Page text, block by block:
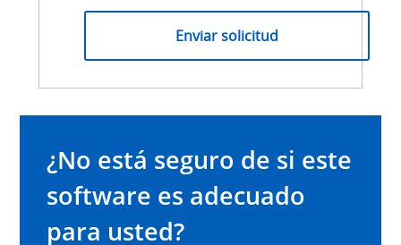
¿No está seguro de si este
software es adecuado
para usted?